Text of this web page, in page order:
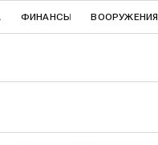
ФИНАНСЫ ВООРУЖЕНИЯ